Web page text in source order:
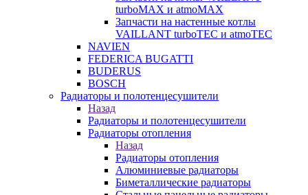
turboMAX и atmoMAX
Запчасти на настенные котлы
VAILLANT turboTEC и atmoTEC
NAVIEN
FEDERICA BUGATTI
BUDERUS
BOSCH
Радиаторы и полотенцесушители
Назад
Радиаторы и полотенцесушители
Радиаторы отопления
Назад
Радиаторы отопления
Алюминиевые радиаторы
Биметаллические радиаторы